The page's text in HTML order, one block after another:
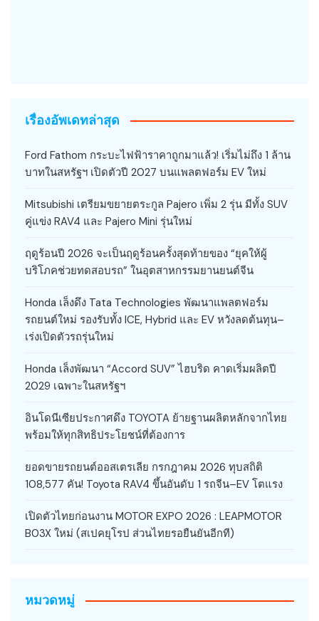
เรื่องอัพเดทล่าสุด
Ford Fathom กระบะไฟฟ้าราคาถูกมาแล้ว! เริ่มไม่ถึง 1 ล้าน
บาทในสหรัฐฯ เปิดตัวปี 2027 บนแพลตฟอร์ม EV ใหม่
Mitsubishi เตรียมขยายตระกูล Pajero เพิ่ม 2 รุ่น มีทั้ง SUV
คู่แข่ง RAV4 และ Pajero Mini รุ่นใหม่
ฤดูร้อนปี 2026 จะเป็นฤดูร้อนครั้งสุดท้ายของ “ยุคให้ผู้
บริโภคช่วยทดสอบรถ” ในอุตสาหกรรมยานยนต์จีน
Honda เล็งดึง Tata Technologies พัฒนาแพลตฟอร์ม
รถยนต์ใหม่ รองรับทั้ง ICE, Hybrid และ EV หวังลดต้นทุน–
เร่งเปิดตัวรถรุ่นใหม่
Honda เล็งพัฒนา “Accord SUV” ไฮบริด คาดเริ่มผลิตปี
2029 เฉพาะในสหรัฐฯ
อินโดนีเซียประกาศดึง TOYOTA ย้ายฐานผลิตหลักจากไทย
พร้อมให้ทุกสิทธิประโยชน์ที่ต้องการ
ยอดขายรถยนต์ออสเตรเลีย กรกฎาคม 2026 ทุบสถิติ
108,577 คัน! Toyota RAV4 ขึ้นอันดับ 1 รถจีน–EV โตแรง
เปิดตัวไทยก่อนงาน MOTOR EXPO 2026 : LEAPMOTOR
B03X ใหม่ (สเปคยุโรป ส่วนไทยรอยืนยันอีกที)
หมวดหมู่